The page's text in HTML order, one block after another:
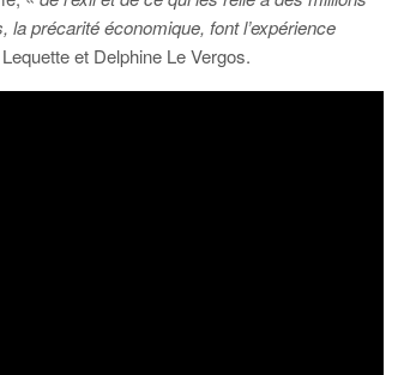
précarité économique, font l’expérience
et Delphine Le Vergos.